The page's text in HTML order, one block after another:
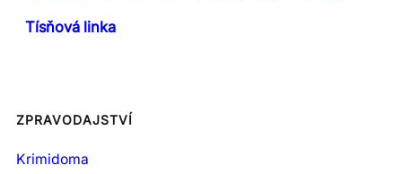
Tísňová linka
ZPRAVODAJSTVÍ
Krimidoma